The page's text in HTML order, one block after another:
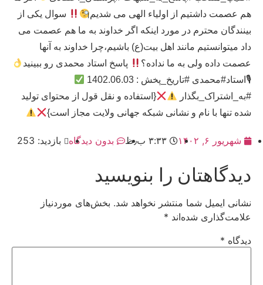
هم عصمت داشتیم از اولیاء الهی می شدیم
سوال یکی از
بینندگان محترم در مورد اینکه اگر خداوند به ما هم عصمت می
داد میتوانستیم مانند اهل بیت(ع) باشیم،چرا خداوند به آنها
عصمت داده ولی به ما نداده؟
پاسخ استاد محمدی رو ببینید
🎙استاد#محمدی #تاریخ_پخش : 1402.06.03
#به_اشتراک_بگذار
{استفاده و نقل قول از محتوای تولید
شده تنها با نام و نشانی شبکه جهانی ولایت مجاز است}
شهریور ۶, ۱۴۰۲ ۳:۳۳ ب٫ظ بدون دیدگاه بازدید: 253
دیدگاهتان را بنویسید
نشانی ایمیل شما منتشر نخواهد شد. بخش‌های موردنیاز
علامت‌گذاری شده‌اند *
دیدگاه *